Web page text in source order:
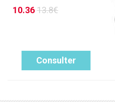
10.3613.8€
Consulter